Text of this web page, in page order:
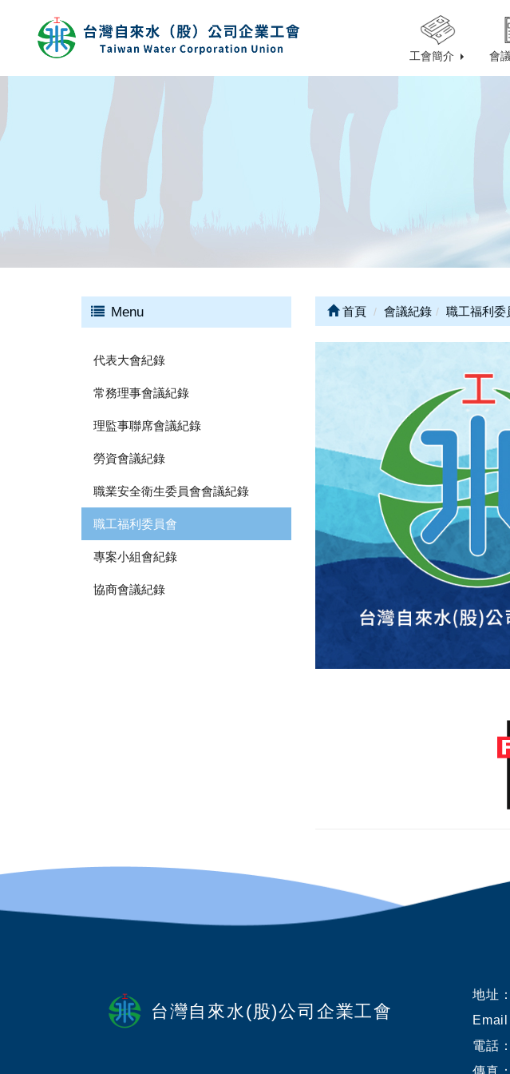
工會簡介 會
Menu
代表大會紀錄
常務理事會議紀錄
理監事聯席會議紀錄
勞資會議紀錄
職業安全衛生委員會會議紀錄
職工福利委員會
專案小組會紀錄
協商會議紀錄
首頁 會議紀錄 職工福利委
台灣自來水(股)公司企業工會
地址
電話
傳真